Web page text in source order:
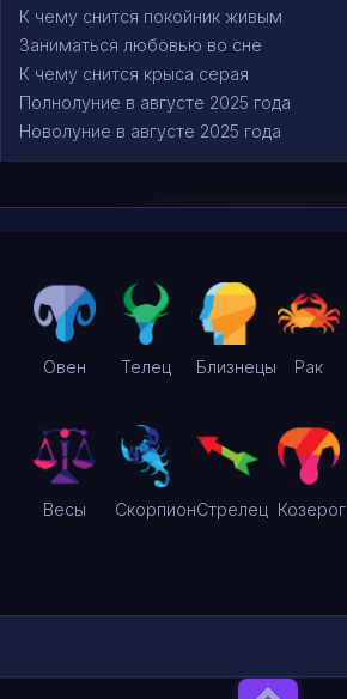
К чему снится покойник живым
Заниматься любовью во сне
К чему снится крыса серая
Полнолуние в августе 2025 года
Новолуние в августе 2025 года
Овен Телец Близнецы Рак
Весы СкорпионСтрелец Козерог